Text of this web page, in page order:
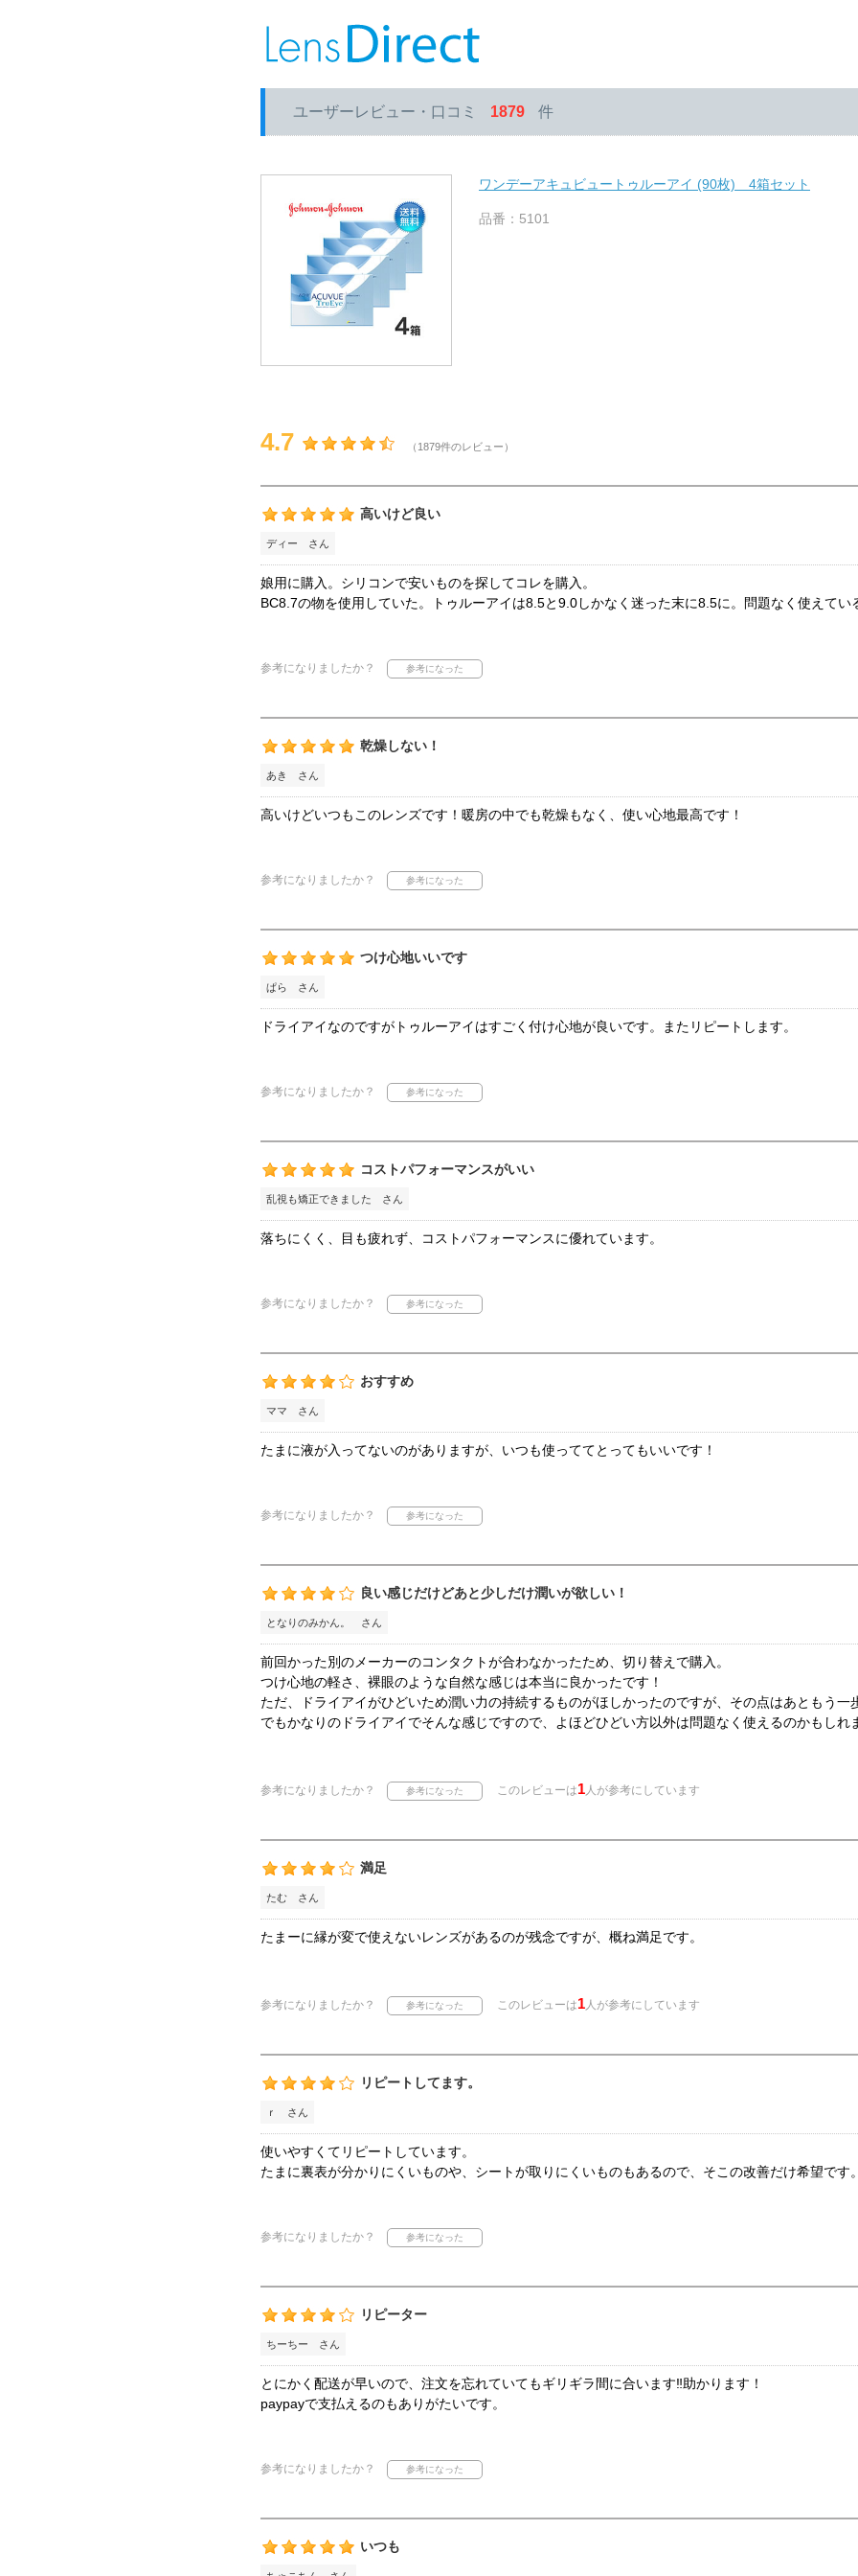
ユーザーレビュー・口コミ 1879 件
ワンデーアキュビュートゥルーアイ (90枚) 4箱セット
品番：5101
4.7 （1879件のレビュー）
高いけど良い
ディー さん
娘用に購入。シリコンで安いものを探してコレを購入。
BC8.7の物を使用していた。トゥルーアイは8.5と9.0しかなく迷った末に8.5に。問題なく使えてい
参考になりましたか？
乾燥しない！
あき さん
高いけどいつもこのレンズです！暖房の中でも乾燥もなく、使い心地最高です！
参考になりましたか？
つけ心地いいです
ぱら さん
ドライアイなのですがトゥルーアイはすごく付け心地が良いです。またリピートします。
参考になりましたか？
コストパフォーマンスがいい
乱視も矯正できました さん
落ちにくく、目も疲れず、コストパフォーマンスに優れています。
参考になりましたか？
おすすめ
ママ さん
たまに液が入ってないのがありますが、いつも使っててとってもいいです！
参考になりましたか？
良い感じだけどあと少しだけ潤いが欲しい！
となりのみかん。 さん
前回かった別のメーカーのコンタクトが合わなかったため、切り替えで購入。
つけ心地の軽さ、裸眼のような自然な感じは本当に良かったです！
ただ、ドライアイがひどいため潤い力の持続するものがほしかったのですが、その点はあともう一
でもかなりのドライアイでそんな感じですので、よほどひどい方以外は問題なく使えるのかもしれ
参考になりましたか？ このレビューは1人が参考にしています
満足
たむ さん
たまーに縁が変で使えないレンズがあるのが残念ですが、概ね満足です。
参考になりましたか？ このレビューは1人が参考にしています
リピートしてます。
ｒ さん
使いやすくてリピートしています。
たまに裏表が分かりにくいものや、シートが取りにくいものもあるので、そこの改善だけ希望です。
参考になりましたか？
リピーター
ちーちー さん
とにかく配送が早いので、注文を忘れていてもギリギラ間に合います‼︎助かります！
paypayで支払えるのもありがたいです。
参考になりましたか？
いつも